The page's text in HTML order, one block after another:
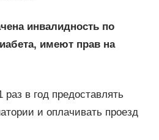
инвалидность по
имеют прав на
раз в год предоставлять
и оплачивать проезд